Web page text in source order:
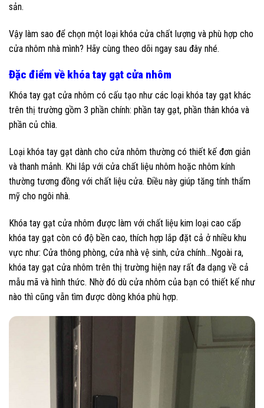
sản.
Vậy làm sao để chọn một loại khóa cửa chất lượng và phù hợp cho
cửa nhôm nhà mình? Hãy cùng theo dõi ngay sau đây nhé.
Đặc điểm về khóa tay gạt cửa nhôm
Khóa tay gạt cửa nhôm có cấu tạo như các loại khóa tay gạt khác
trên thị trường gồm 3 phần chính: phần tay gạt, phần thân khóa và
phần củ chìa.
Loại khóa tay gạt dành cho cửa nhôm thường có thiết kế đơn giản
và thanh mảnh. Khi lắp với cửa chất liệu nhôm hoặc nhôm kính
thường tương đồng với chất liệu cửa. Điều này giúp tăng tính thẩm
mỹ cho ngôi nhà.
Khóa tay gạt cửa nhôm được làm với chất liệu kim loại cao cấp
khóa tay gạt còn có độ bền cao, thích hợp lắp đặt cả ở nhiều khu
vực như: Cửa thông phòng, cửa nhà vệ sinh, cửa chính…Ngoài ra,
khóa tay gạt cửa nhôm trên thị trường hiện nay rất đa dạng về cả
mẫu mã và hình thức. Nhờ đó dù cửa nhôm của bạn có thiết kế như
nào thì cũng vẫn tìm được dòng khóa phù hợp.